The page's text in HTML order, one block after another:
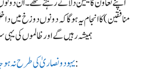
منافقین) کا انجام یہ ہوگا کہ دونوں دوزخ
ہمیشہ رہیں گے اور ظالموں کی
یہود و نصاریٰ کی طرح نہ ہو: